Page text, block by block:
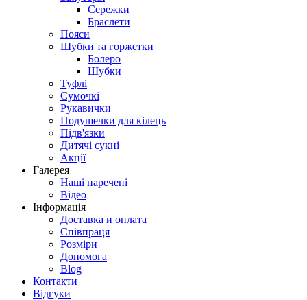
Cережки
Браслети
Пояси
Шубки та горжетки
Болеро
Шубки
Туфлі
Сумочкі
Рукавички
Подушечки для кілець
Підв'язки
Дитячі сукні
Акції
Галерея
Наші наречені
Відео
Інформація
Доставка и оплата
Співпраця
Розміри
Допомога
Blog
Контакти
Відгуки